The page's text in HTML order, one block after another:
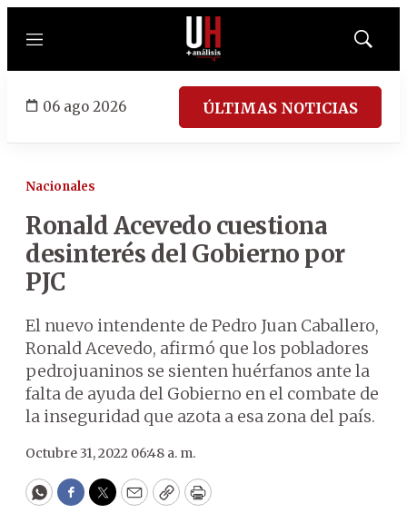
Menú
Mostrar
06 ago 2026 ÚLTIMAS NOTICIAS
Nacionales
Ronald Acevedo cuestiona
desinterés del Gobierno por
PJC
El nuevo intendente de Pedro Juan Caballero,
Ronald Acevedo, afirmó que los pobladores
pedrojuaninos se sienten huérfanos ante la
falta de ayuda del Gobierno en el combate de
la inseguridad que azota a esa zona del país.
Octubre 31, 2022 06:48 a. m.
WhatsApp
Facebook
Twitter
EmailCopyPrint